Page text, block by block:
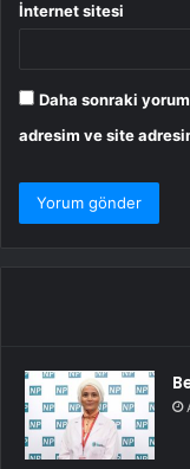
İnternet sitesi
Daha sonraki
adresim ve site